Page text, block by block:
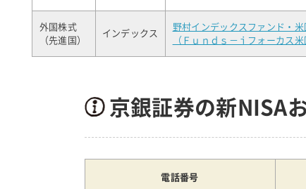
外国株式
（先進国）
インデックス
野村インデックスファンド・
（Ｆｕｎｄｓ－ｉフォーカス米
京銀証券の新NISA
電話番号